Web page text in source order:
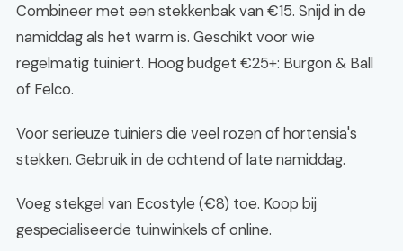
Combineer met een stekkenbak van €15. Snijd in de
namiddag als het warm is. Geschikt voor wie
regelmatig tuiniert. Hoog budget €25+: Burgon & Ball
of Felco.
Voor serieuze tuiniers die veel rozen of hortensia's
stekken. Gebruik in de ochtend of late namiddag.
Voeg stekgel van Ecostyle (€8) toe. Koop bij
gespecialiseerde tuinwinkels of online.